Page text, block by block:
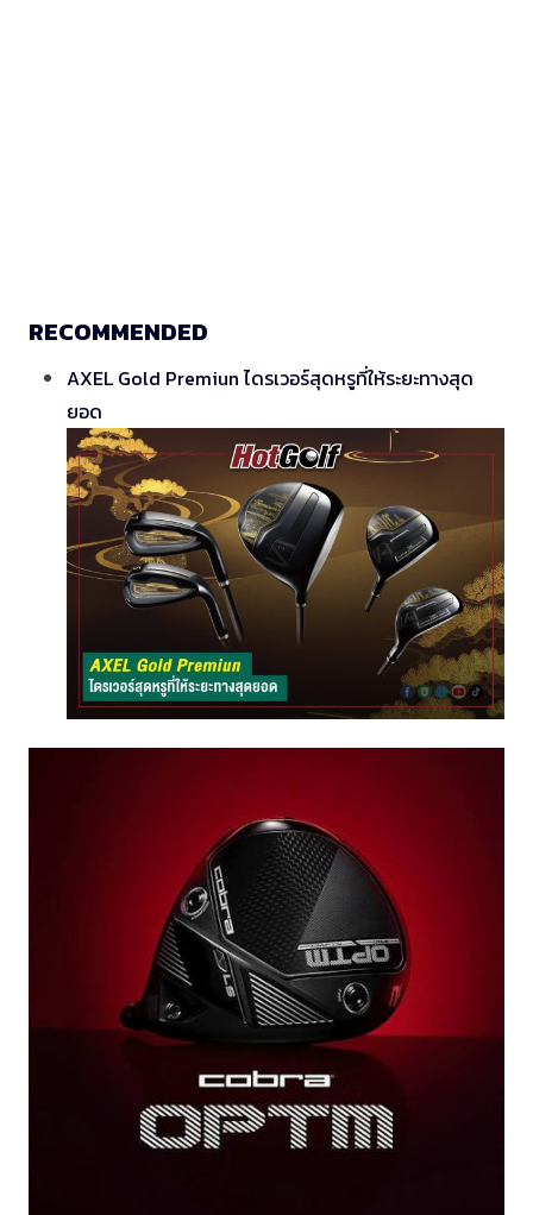
RECOMMENDED
AXEL Gold Premiun ไดรเวอร์สุดหรูที่ให้ระยะทางสุด
ยอด